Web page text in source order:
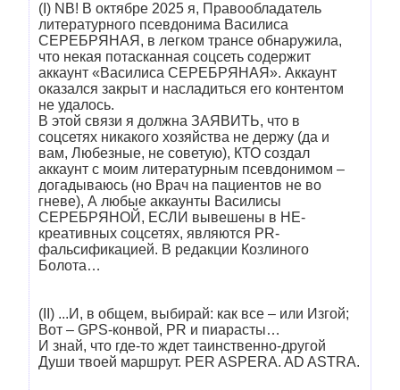
(I) NB! В октябре 2025 я, Правообладатель
литературного псевдонима Василиса
СЕРЕБРЯНАЯ, в легком трансе обнаружила,
что некая потасканная соцсеть содержит
аккаунт «Василиса СЕРЕБРЯНАЯ». Аккаунт
оказался закрыт и насладиться его контентом
не удалось.
В этой связи я должна ЗАЯВИТЬ, что в
соцсетях никакого хозяйства не держу (да и
вам, Любезные, не советую), КТО создал
аккаунт с моим литературным псевдонимом –
догадываюсь (но Врач на пациентов не во
гневе), А любые аккаунты Василисы
СЕРЕБРЯНОЙ, ЕСЛИ вывешены в НЕ-
креативных соцсетях, являются PR-
фальсификацией. В редакции Козлиного
Болота…
(II) ...И, в общем, выбирай: как все – или Изгой;
Вот – GPS-конвой, PR и пиарасты…
И знай, что где-то ждет таинственно-другой
Души твоей маршрут. PER ASPERA. AD ASTRA.